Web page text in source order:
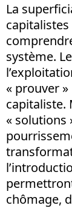
La
système.
« prouver
capitaliste.
« solutions
chômage,